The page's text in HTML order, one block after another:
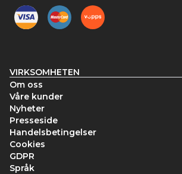
VIRKSOMHETEN
Om oss
Våre kunder
Nyheter
Presseside
Handelsbetingelser
Cookies
GDPR
Språk